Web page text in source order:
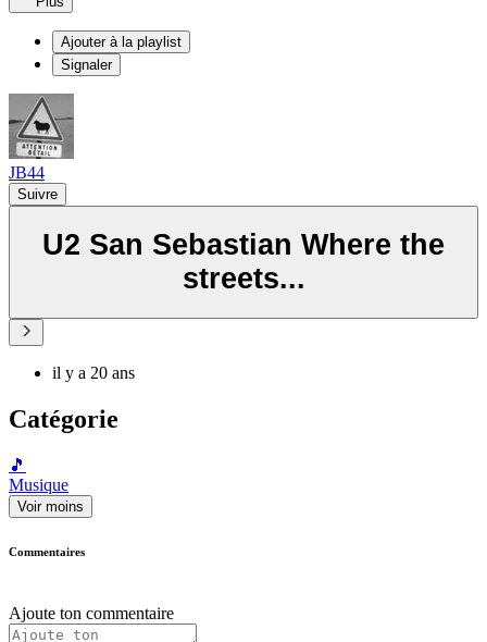
Ajouter à la playlist
Signaler
JB44
Suivre
U2 San Sebastian Where the
streets...
il y a 20 ans
Catégorie
🎵
Musique
Voir moins
Commentaires
Ajoute ton commentaire